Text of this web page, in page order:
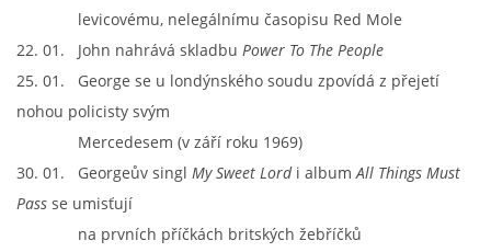
NÁSTROJE - MCCARTNEY
NÁSTROJE - HARRISON
NÁSTROJE - HARRISON II
NÁSTROJE - RINGO STARR
levicovému, nelegálnímu časopisu Red Mole
22. 01. John nahrává skladbu Power To The People
25. 01. George se u londýnského soudu zpovídá z přejetí
nohou policisty svým
Mercedesem (v září roku 1969)
30. 01. Georgeův singl My Sweet Lord i albumAll Things Must
Pass se umisťují
na prvních příčkách britských žebříčků